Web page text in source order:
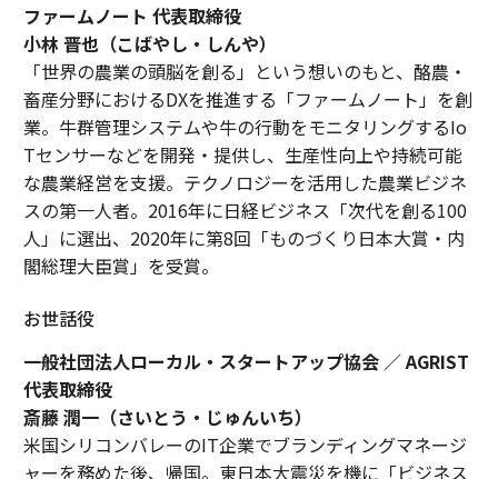
ファームノート 代表取締役
小林 晋也（こばやし・しんや）
「世界の農業の頭脳を創る」という想いのもと、酪農・
畜産分野におけるDXを推進する「ファームノート」を創
業。牛群管理システムや牛の行動をモニタリングするIo
Tセンサーなどを開発・提供し、生産性向上や持続可能
な農業経営を支援。テクノロジーを活用した農業ビジネ
スの第一人者。2016年に日経ビジネス「次代を創る100
人」に選出、2020年に第8回「ものづくり日本大賞・内
閣総理大臣賞」を受賞。
お世話役
一般社団法人ローカル・スタートアップ協会 ／ AGRIST
代表取締役
斎藤 潤一（さいとう・じゅんいち）
米国シリコンバレーのIT企業でブランディングマネージ
ャーを務めた後、帰国。東日本大震災を機に「ビジネス